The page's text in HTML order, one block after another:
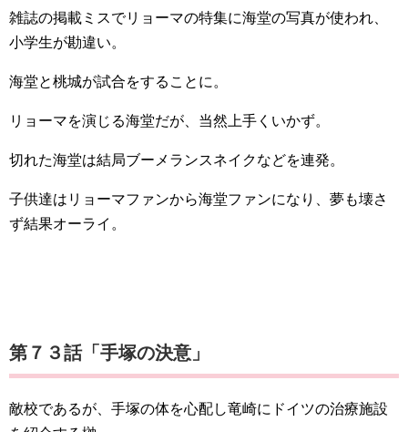
雑誌の掲載ミスでリョーマの特集に海堂の写真が使われ、
小学生が勘違い。
海堂と桃城が試合をすることに。
リョーマを演じる海堂だが、当然上手くいかず。
切れた海堂は結局ブーメランスネイクなどを連発。
子供達はリョーマファンから海堂ファンになり、夢も壊さ
ず結果オーライ。
第７３話「手塚の決意」
敵校であるが、手塚の体を心配し竜崎にドイツの治療施設